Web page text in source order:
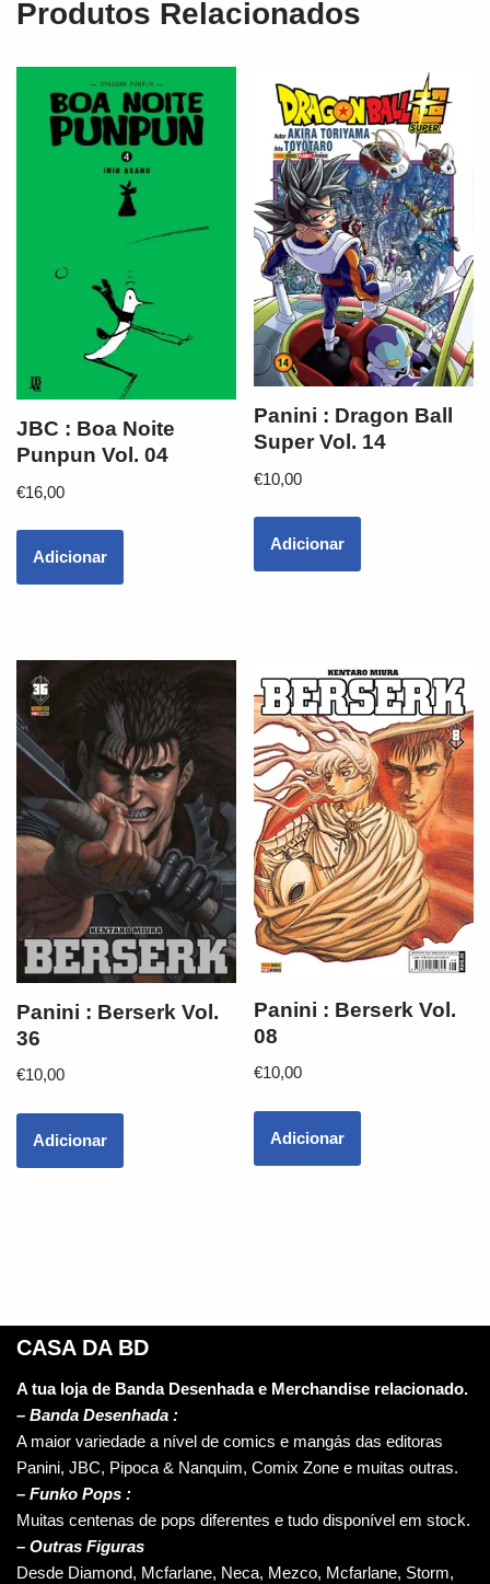
Produtos Relacionados
JBC : Boa Noite
Punpun Vol. 04
€16,00
Adicionar
Panini : Dragon Ball
Super Vol. 14
€10,00
Adicionar
Panini : Berserk Vol.
36
€10,00
Adicionar
Panini : Berserk Vol.
08
€10,00
Adicionar
CASA DA BD
A tua loja de Banda Desenhada e Merchandise relacionado.
– Banda Desenhada :
A maior variedade a nível de comics e mangás das editoras
Panini, JBC, Pipoca & Nanquim, Comix Zone e muitas outras.
– Funko Pops :
Muitas centenas de pops diferentes e tudo disponível em stock.
– Outras Figuras
Desde Diamond, Mcfarlane, Neca, Mezco, Mcfarlane, Storm,